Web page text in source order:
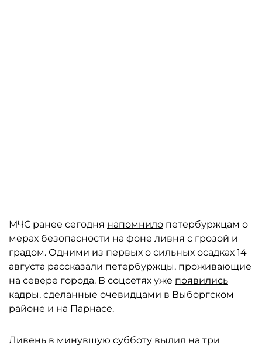
МЧС ранее сегодня напомнило петербуржцам о
мерах безопасности на фоне ливня с грозой и
градом. Одними из первых о сильных осадках 14
августа рассказали петербуржцы, проживающие
на севере города. В соцсетях уже появились
кадры, сделанные очевидцами в Выборгском
районе и на Парнасе.
Ливень в минувшую субботу вылил на три